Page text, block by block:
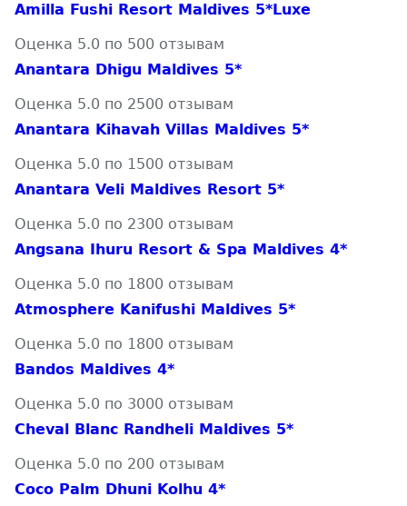
Amilla Fushi Resort Maldives 5*Luxe
Оценка 5.0 по 500 отзывам
Anantara Dhigu Maldives 5*
Оценка 5.0 по 2500 отзывам
Anantara Kihavah Villas Maldives 5*
Оценка 5.0 по 1500 отзывам
Anantara Veli Maldives Resort 5*
Оценка 5.0 по 2300 отзывам
Angsana Ihuru Resort & Spa Maldives 4*
Оценка 5.0 по 1800 отзывам
Atmosphere Kanifushi Maldives 5*
Оценка 5.0 по 1800 отзывам
Bandos Maldives 4*
Оценка 5.0 по 3000 отзывам
Cheval Blanc Randheli Maldives 5*
Оценка 5.0 по 200 отзывам
Coco Palm Dhuni Kolhu 4*